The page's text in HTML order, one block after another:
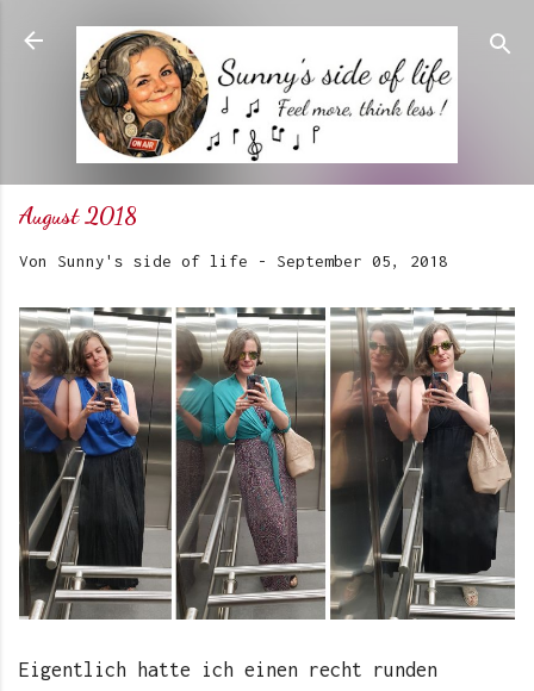
Direkt zum Hauptbereich
August 2018
Von Sunny's side of life - September 05, 2018
Eigentlich hatte ich einen recht runden